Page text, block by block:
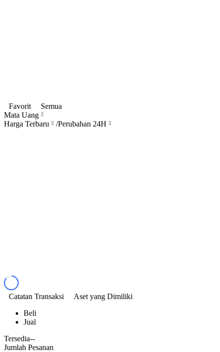
Favorit
Semua
Mata Uang
Harga Terbaru
/Perubahan 24H
Catatan Transaksi
Aset yang Dimiliki
Beli
Jual
Tersedia--
Jumlah Pesanan